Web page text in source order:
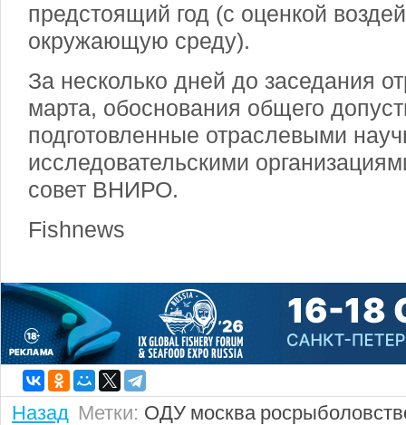
предстоящий год (с оценкой
окружающую среду).
За несколько дней до заседания
марта, обоснования общего
подготовленные отраслевыми
исследовательскими
совет ВНИРО.
Fishnews
Назад Метки: ОДУ москва